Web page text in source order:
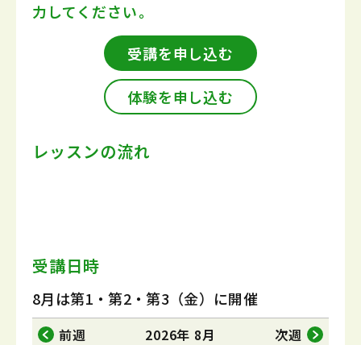
力してください。
受講を申し込む
体験を申し込む
レッスンの流れ
受講日時
8月は第1・第2・第3（金）に開催
前週 2026年 8月 次週